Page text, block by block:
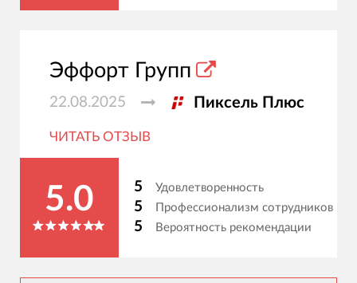
Эффорт Групп
22.08.2025 Пиксель Плюс
ЧИТАТЬ ОТЗЫВ
5.0 5 Удовлетворенность
5 Профессионализм сотрудников
5 Вероятность рекомендации